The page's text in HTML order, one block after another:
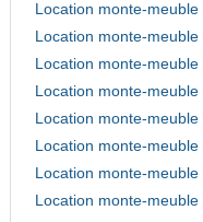
Location monte-
Location monte-
Location monte-
Location monte-
Location monte-
Location monte-
Location monte-
Location monte-